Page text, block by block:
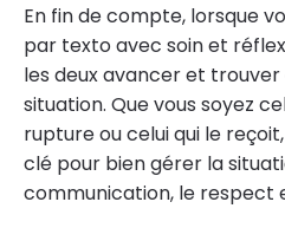
En fin de compte, lorsque
par texto avec soin et
les deux avancer et
situation. Que vous soyez
rupture ou celui qui le
clé pour bien gérer la
communication, le respect